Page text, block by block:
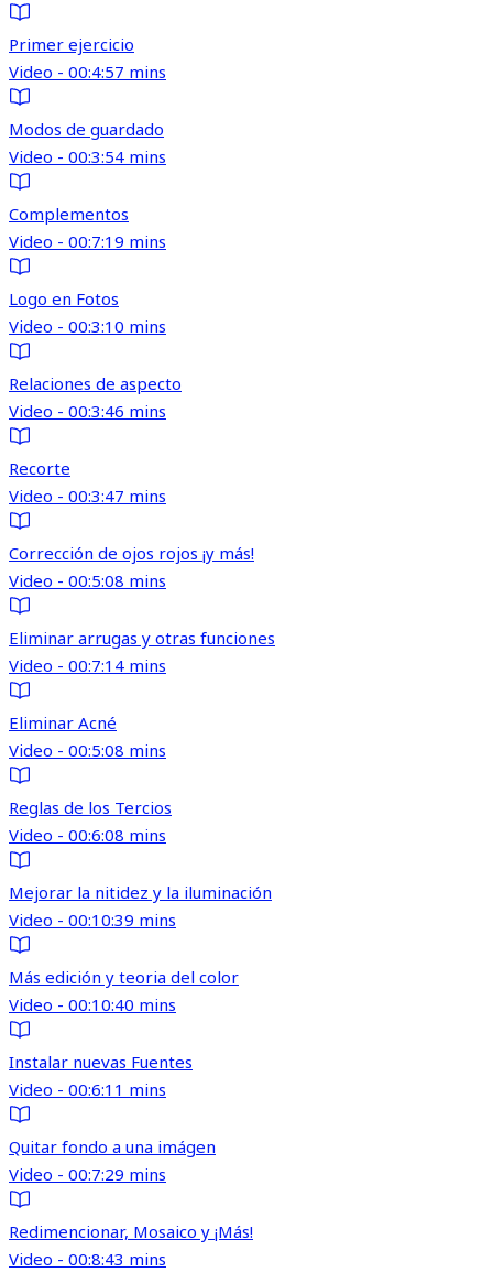
Primer ejercicio
Video - 00:4:57 mins
Modos de guardado
Video - 00:3:54 mins
Complementos
Video - 00:7:19 mins
Logo en Fotos
Video - 00:3:10 mins
Relaciones de aspecto
Video - 00:3:46 mins
Recorte
Video - 00:3:47 mins
Corrección de ojos rojos ¡y más!
Video - 00:5:08 mins
Eliminar arrugas y otras funciones
Video - 00:7:14 mins
Eliminar Acné
Video - 00:5:08 mins
Reglas de los Tercios
Video - 00:6:08 mins
Mejorar la nitidez y la iluminación
Video - 00:10:39 mins
Más edición y teoria del color
Video - 00:10:40 mins
Instalar nuevas Fuentes
Video - 00:6:11 mins
Quitar fondo a una imágen
Video - 00:7:29 mins
Redimencionar, Mosaico y ¡Más!
Video - 00:8:43 mins